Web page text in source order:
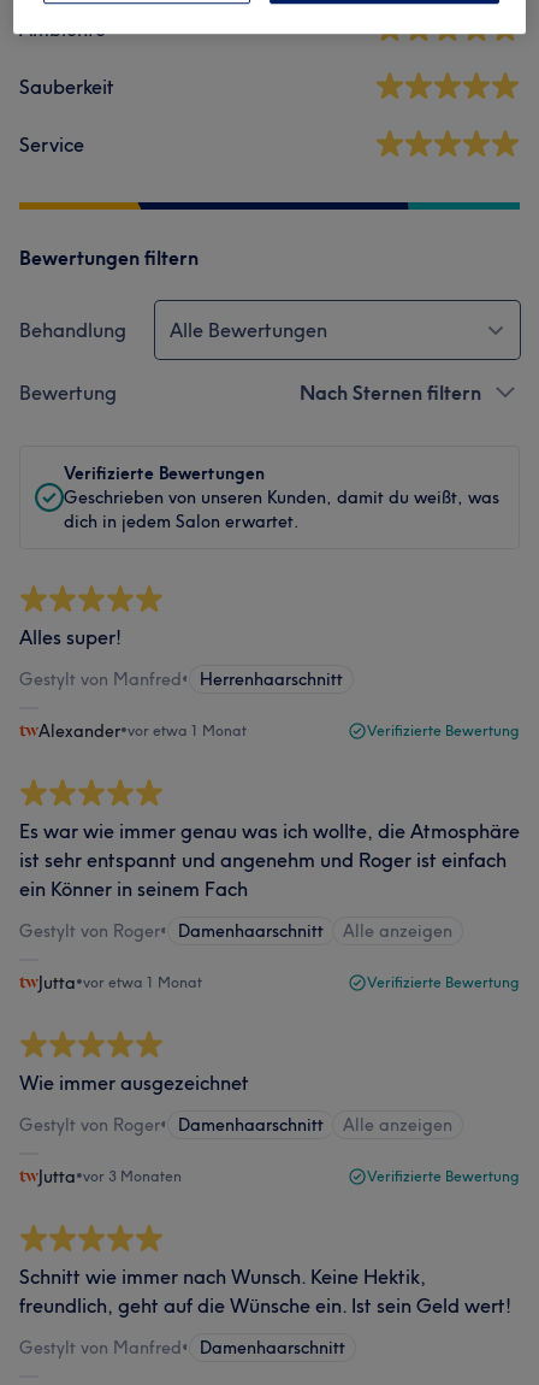
Ambiente
Sauberkeit
Service
Bewertungen filtern
Behandlung Alle Bewertungen
Bewertung Nach Sternen filtern
Verifizierte Bewertungen
Geschrieben von unseren Kunden, damit du weißt, was
dich in jedem Salon erwartet.
Alles super!
Gestylt von Manfred• Herrenhaarschnitt
Alexander•vor etwa 1 Monat Verifizierte Bewertung
Es war wie immer genau was ich wollte, die Atmosphäre
ist sehr entspannt und angenehm und Roger ist einfach
ein Könner in seinem Fach
Gestylt von Roger• Damenhaarschnitt Alle anzeigen
Jutta•vor etwa 1 Monat Verifizierte Bewertung
Wie immer ausgezeichnet
Gestylt von Roger• Damenhaarschnitt Alle anzeigen
Jutta•vor 3 Monaten Verifizierte Bewertung
Schnitt wie immer nach Wunsch. Keine Hektik,
freundlich, geht auf die Wünsche ein. Ist sein Geld wert!
Gestylt von Manfred• Damenhaarschnitt